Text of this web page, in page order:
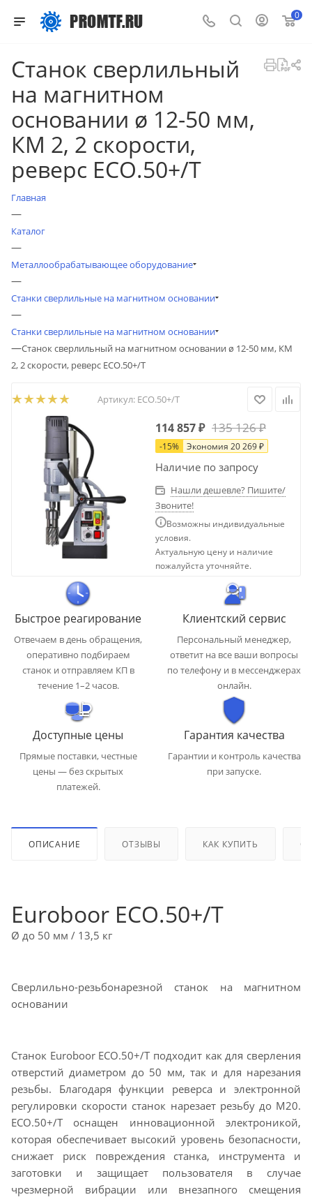
0
Станок сверлильный
на магнитном
основании ø 12-50 мм,
КМ 2, 2 скорости,
реверс ECO.50+/T
Главная
—
Каталог
—
Металлообрабатывающее оборудование
—
Станки сверлильные на магнитном основании
—
Станки сверлильные на магнитном основании
—Станок сверлильный на магнитном основании ø 12-50 мм, КМ
2, 2 скорости, реверс ECO.50+/T
Артикул: ECO.50+/T
114 857₽ 135 126₽
-15% Экономия 20 269₽
Наличие по запросу
Нашли дешевле? Пишите/
Звоните!
Возможны индивидуальные
условия.
Актуальную цену и наличие
пожалуйста уточняйте.
Быстрое реагирование
Отвечаем в день обращения,
оперативно подбираем
станок и отправляем КП в
течение 1–2 часов.
Клиентский сервис
Персональный менеджер,
ответит на все ваши вопросы
по телефону и в мессенджерах
онлайн.
Доступные цены
Прямые поставки, честные
цены — без скрытых
платежей.
Гарантия качества
Гарантии и контроль качества
при запуске.
ОПИСАНИЕ ОТЗЫВЫ КАК КУПИТЬ
Euroboor ECO.50+/T
Ø до 50 мм / 13,5 кг
Сверлильно-резьбонарезной станок на магнитном
основании
Станок Euroboor ECO.50+/T подходит как для сверления
отверстий диаметром до 50 мм, так и для нарезания
резьбы. Благодаря функции реверса и электронной
регулировки скорости станок нарезает резьбу до М20.
ECO.50+/T оснащен инновационной электроникой,
которая обеспечивает высокий уровень безопасности,
снижает риск повреждения станка, инструмента и
заготовки и защищает пользователя в случае
чрезмерной вибрации или внезапного смещения